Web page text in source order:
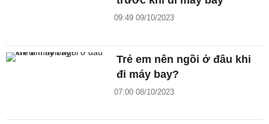
09:49 09/10/2023
Trẻ em nên ngồi ở đâu khi
đi máy bay?
07:00 08/10/2023